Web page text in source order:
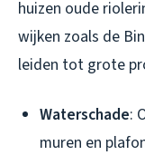
huizen oude
wijken zoals de
leiden tot grote
Waterschade:
muren en